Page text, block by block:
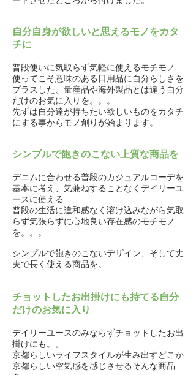
自分自身が欲しいと思えるモノをカタ
チに
普段使いに気取らず気軽に使えるモチモノ…
使ってこそ意味のある日用品に自分らしさを
プラスした、量産品や海外製品とは違う自分
だけのお気に入りを。。。
先ずは自分達が持ちたい欲しいものをカタチ
にする事からモノ創りが始まります。
シンプルで飽きのこない上質な商品を
デニムに合わせる普段のカジュアルコーデを
基本に考え、気兼ねすることなくデイリーユ
ースに使える
普段の生活に違和感なく溶け込みながら気取
らず気張らずに心地良い存在感のモチモノ
を。。。
シンプルで飽きのこないデザイン、そして丈
夫で長く使える商品を。
チョットしたお出掛けにも持てる自分
だけのお気に入り
デイリーユースのみならずチョットしたお出
掛けにも。。
京都らしいライフスタイルが生み出すどこか
京都らしい空気感を感じさせるそんな商品